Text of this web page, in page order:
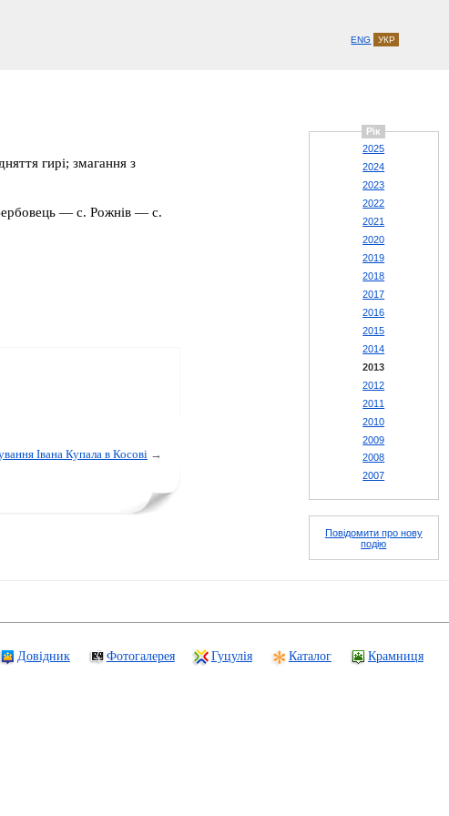
гирі; змагання з
— с. Рожнів — с.
Івана Купала в Косові →
Рік
2025
2024
2023
2022
2021
2020
2019
2018
2017
2016
2015
2014
2013
2012
2011
2010
2009
2008
2007
Повідомити про нову
подію
ENG УКР
Довідник Фотогалерея Гуцулія Каталог Крамниця